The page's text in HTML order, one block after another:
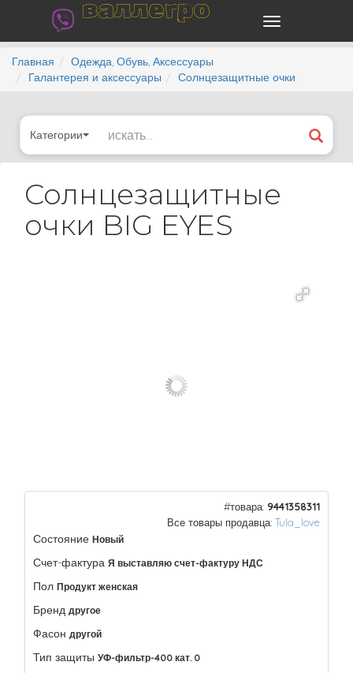
валлегро
Главная
Одежда, Обувь, Аксессуары
Галантерея и аксессуары
Солнцезащитные очки
Категории
Солнцезащитные
очки BIG EYES
#товара: 9441358311
Все товары продавца: Tula_love
Состояние Новый
Счет-фактура Я выставляю счет-фактуру НДС
Пол Продукт женская
Бренд другое
Фасон другой
Тип защиты УФ-фильтр-400 кат. 0